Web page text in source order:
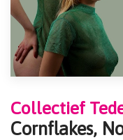
Collectief
Cornflakes,